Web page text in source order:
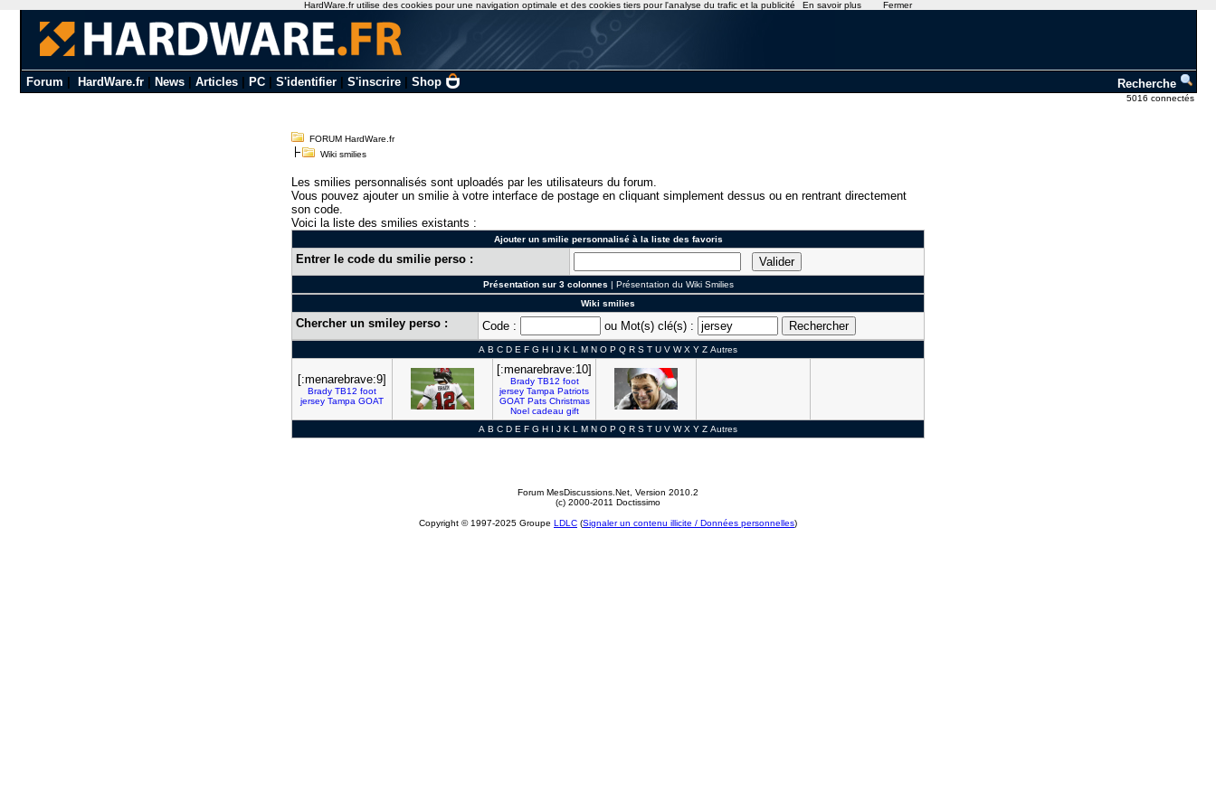
Forum HardWare.fr| News| Articles| PC| S'identifier| S'inscrire| Shop Recherche
5016 connectés
FORUM HardWare.fr
Wiki smilies
Les smilies personnalisés sont uploadés par les utilisateurs du forum.
Vous pouvez ajouter un smilie à votre interface de postage en cliquant simplement dessus ou en rentrant directement
son code.
Voici la liste des smilies existants :
Ajouter un smilie personnalisé à la liste des favoris
Entrer le code du smilie perso :
Présentation sur 3 colonnes | Présentation du Wiki Smilies
Wiki smilies
Chercher un smiley perso : Code : ou Mot(s) clé(s) :
A B C D E F G H I J K L M N O P Q R S T U V W X Y Z Autres
[:menarebrave:9]
Brady TB12 foot
jersey Tampa GOAT
[:menarebrave:10]
Brady TB12 foot
jersey Tampa Patriots
GOAT Pats Christmas
Noel cadeau gift
A B C D E F G H I J K L M N O P Q R S T U V W X Y Z Autres
Forum MesDiscussions.Net , Version 2010.2
(c) 2000-2011 Doctissimo
Copyright © 1997-2025 Groupe LDLC (Signaler un contenu illicite / Données personnelles)
HardWare.fr utilise des cookies pour une navigation optimale et des cookies tiers pour l'analyse du trafic et la publicité En savoir plus Fermer